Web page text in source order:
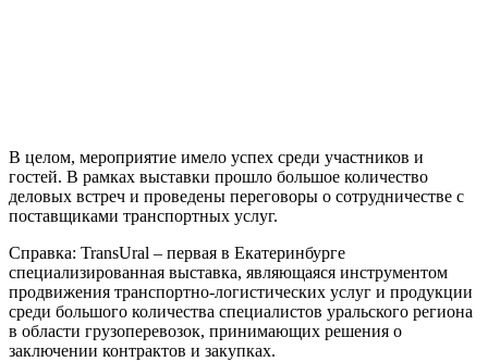
В целом, мероприятие имело успех среди участников и
гостей. В рамках выставки прошло большое количество
деловых встреч и проведены переговоры о сотрудничестве с
поставщиками транспортных услуг.
Справка: TransUral – первая в Екатеринбурге
специализированная выставка, являющаяся инструментом
продвижения транспортно-логистических услуг и продукции
среди большого количества специалистов уральского региона
в области грузоперевозок, принимающих решения о
заключении контрактов и закупках.